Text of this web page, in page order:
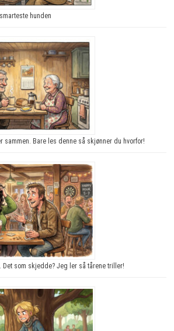
hunden
sammen. Bare les denne så skjønner du hvorfor!
Det som skjedde? Jeg ler så tårene triller!